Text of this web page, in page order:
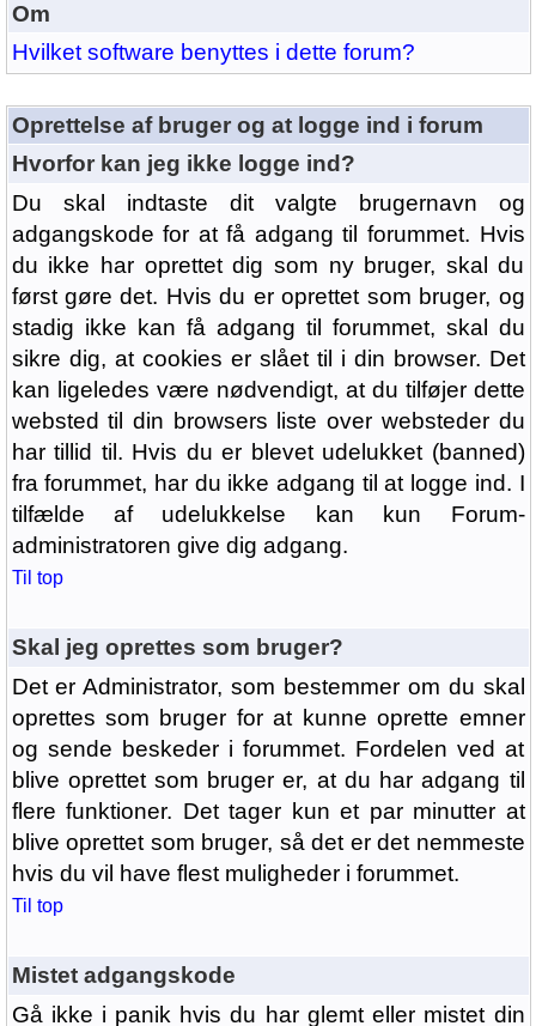
Om
Hvilket software benyttes i dette forum?
Oprettelse af bruger og at logge ind i forum
Hvorfor kan jeg ikke logge ind?
Du skal indtaste dit valgte brugernavn og
adgangskode for at få adgang til forummet. Hvis
du ikke har oprettet dig som ny bruger, skal du
først gøre det. Hvis du er oprettet som bruger, og
stadig ikke kan få adgang til forummet, skal du
sikre dig, at cookies er slået til i din browser. Det
kan ligeledes være nødvendigt, at du tilføjer dette
websted til din browsers liste over websteder du
har tillid til. Hvis du er blevet udelukket (banned)
fra forummet, har du ikke adgang til at logge ind. I
tilfælde af udelukkelse kan kun Forum-
administratoren give dig adgang.
Til top
Skal jeg oprettes som bruger?
Det er Administrator, som bestemmer om du skal
oprettes som bruger for at kunne oprette emner
og sende beskeder i forummet. Fordelen ved at
blive oprettet som bruger er, at du har adgang til
flere funktioner. Det tager kun et par minutter at
blive oprettet som bruger, så det er det nemmeste
hvis du vil have flest muligheder i forummet.
Til top
Mistet adgangskode
Gå ikke i panik hvis du har glemt eller mistet din